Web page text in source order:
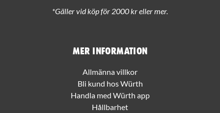
Mer information
Allmänna villkor
Bli kund hos Würth
Handla med Würth app
Hållbarhet
*Gäller vid köp för 2000 kr eller mer.